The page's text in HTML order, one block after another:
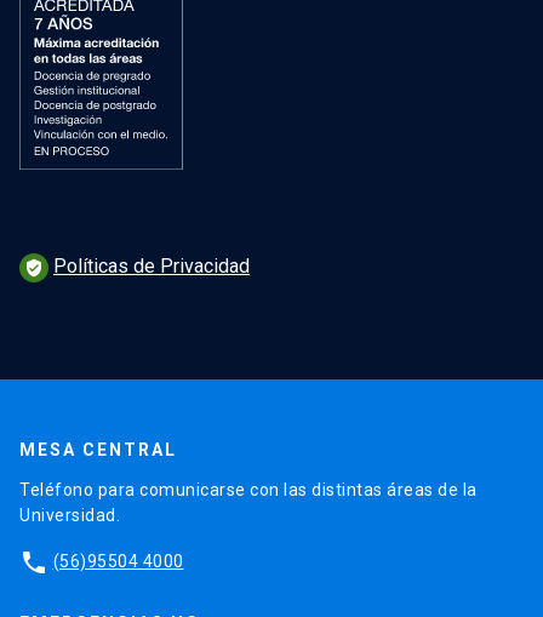
verified_user Políticas de Privacidad
MESA CENTRAL
Teléfono para comunicarse con las distintas áreas de la
Universidad.
phone (56)95504 4000